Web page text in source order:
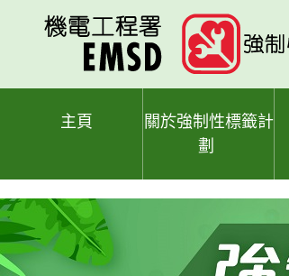
主頁
關於強制性標籤計
劃